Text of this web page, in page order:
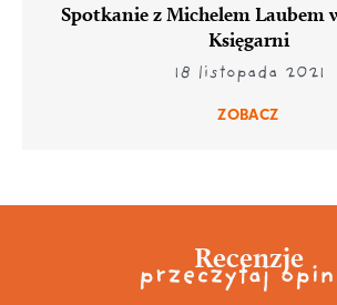
Spotkanie z Michelem Laubem
Księgarni
18 listopada 2021
ZOBACZ
Recenzje
przeczytaj